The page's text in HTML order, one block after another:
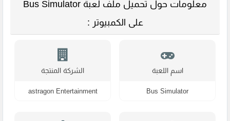
معلومات حول تحميل ملف لعبة Bus Simulator
على الكمبيوتر :
اسم اللعبة
Bus Simulator
الشركة المنتجة
astragon Entertainment